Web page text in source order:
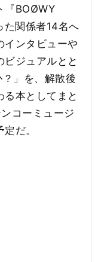
『BOØWY
た関係者14名へ
インタビューや
ジュアルとと
」を、解散後
本としてまと
コーミュージ
だ。